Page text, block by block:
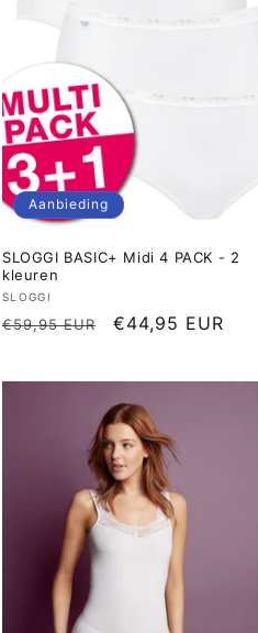
Aanbieding
SLOGGI BASIC+ Midi 4 PACK - 2
kleuren
Verkoper:
SLOGGI
Normale
€59,95 EUR Aanbiedingsprijs
€44,95 EUR